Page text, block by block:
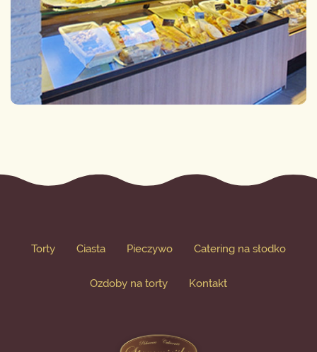
Torty Ciasta Pieczywo Catering na słodko
Ozdoby na torty Kontakt